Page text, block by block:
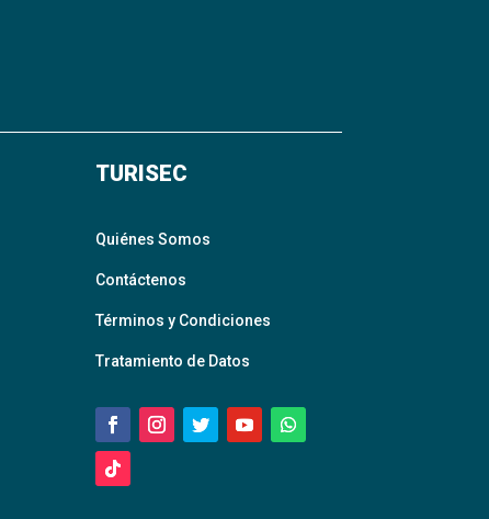
TURISEC
Quiénes Somos
Contáctenos
Términos y Condiciones
Tratamiento de Datos